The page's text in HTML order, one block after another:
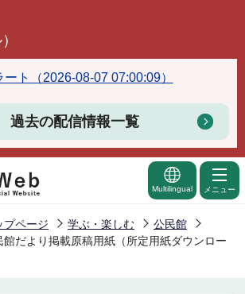
ト（2026-08-07 07:00:09）
過去の配信情報一覧
Multilingual メニュー
プページ 学ぶ・楽しむ
公民館
館だより掲載原稿用紙（所定用紙ダウンロー